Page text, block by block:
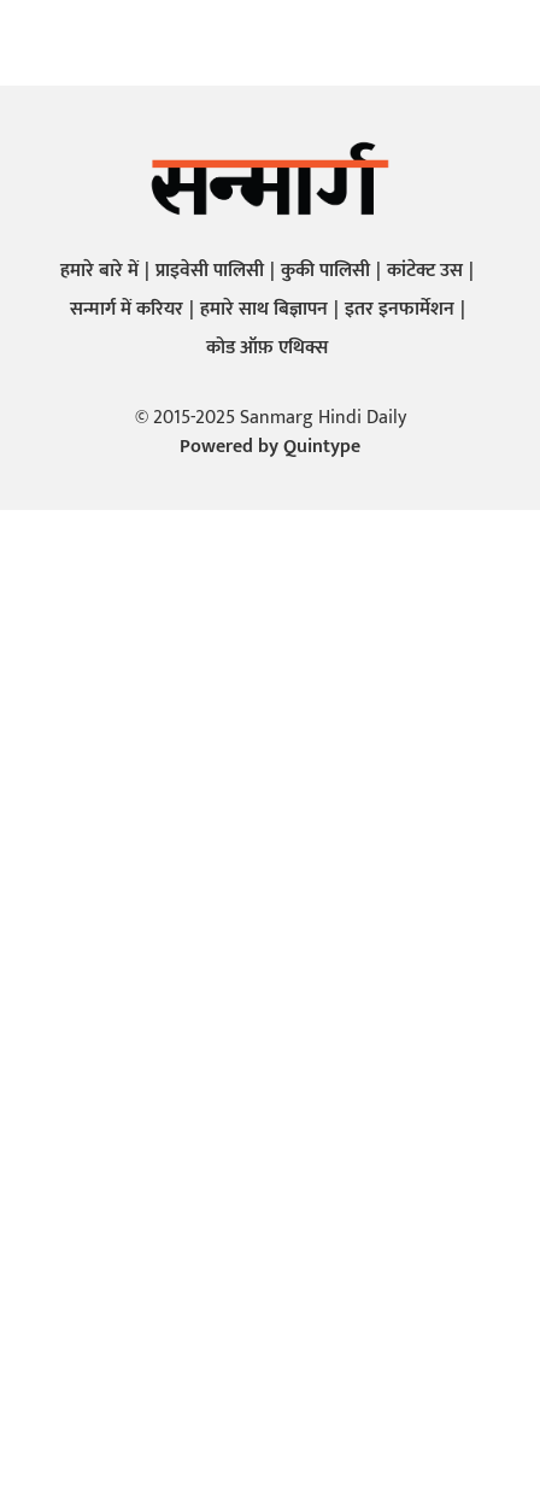
हमारे बारे में प्राइवेसी पालिसी कुकी पालिसी कांटेक्ट उस
सन्मार्ग में करियर हमारे साथ बिज्ञापन इतर इनफार्मेशन
कोड ऑफ़ एथिक्स
© 2015-2025 Sanmarg Hindi Daily
Powered byQuintype